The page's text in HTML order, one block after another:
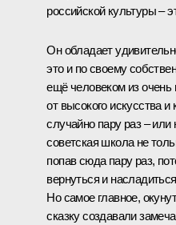
российской культуры –
Он обладает
это и по своему
ещё человеком из очень
от высокого искусства
случайно пару раз – или
советская школа не
попав сюда пару раз,
вернуться и
Но самое главное,
сказку создавали